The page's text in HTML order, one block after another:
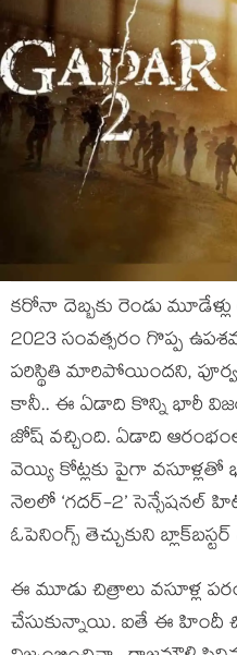
కరోనా దెబ్బకు రెండు
2023 సంవత్సరం గొప్ప
పరిస్థితి మారిపోయిందని,
కానీ.. ఈ ఏడాది కొన్ని భారీ
జోష్ వచ్చింది. ఏడాది
వెయ్యి కోట్లకు పైగా వసూళ్లతో
నెలలో ‘గదర్-2’ సెన్సేషనల్
ఓపెనింగ్స్ తెచ్చుకుని
ఈ మూడు చిత్రాలు వసూళ్ల
చేసుకున్నాయి. ఐతే ఈ హిందీ